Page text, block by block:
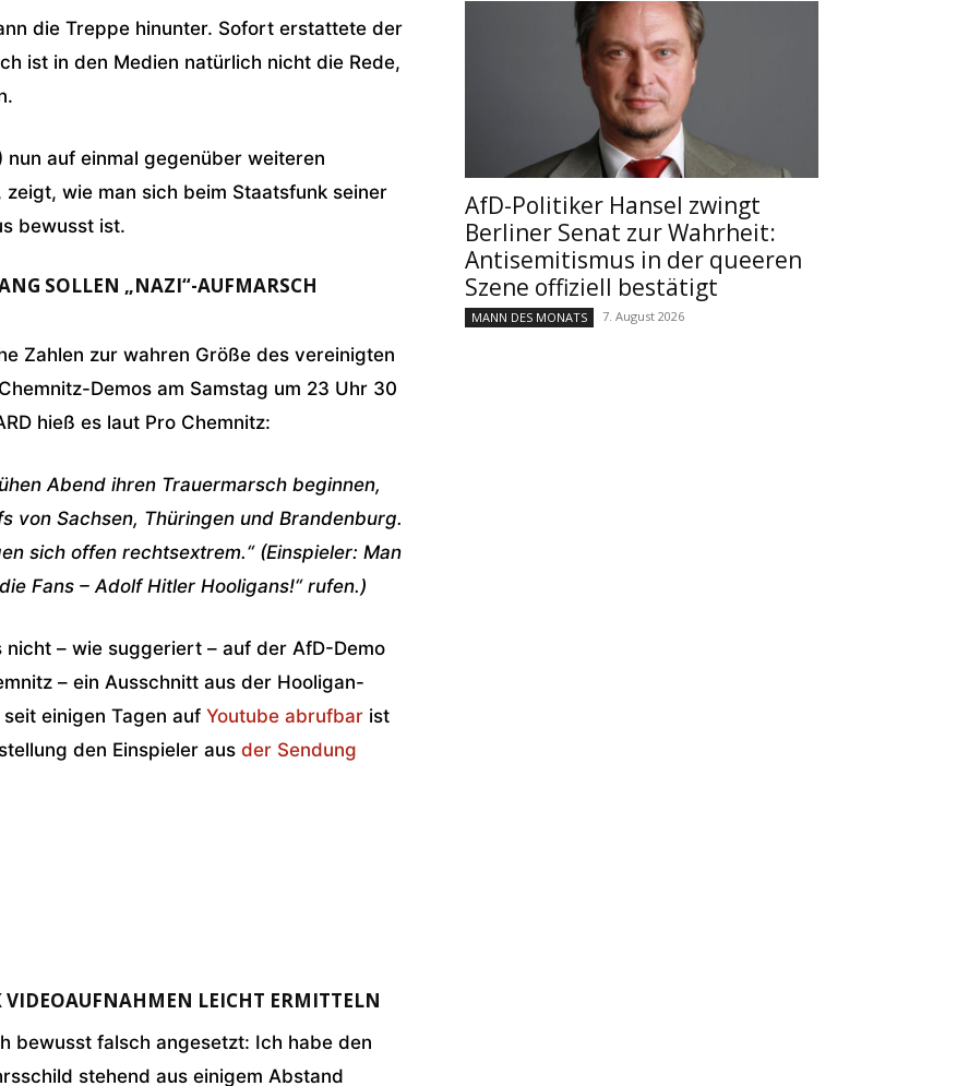
die Treppe hinunter. Sofort erstattete der
ist in den Medien natürlich nicht die Rede,
auf einmal gegenüber weiteren
zeigt, wie man sich beim Staatsfunk seiner
bewusst ist.
SOLLEN „NAZI“-AUFMARSCH
Zahlen zur wahren Größe des vereinigten
Demos am Samstag um 23 Uhr 30
hieß es laut Pro Chemnitz:
Abend ihren Trauermarsch beginnen,
von Sachsen, Thüringen und Brandenburg.
sich offen rechtsextrem.“ (Einspieler: Man
Fans – Adolf Hitler Hooligans!“ rufen.)
– wie suggeriert – auf der AfD-Demo
– ein Ausschnitt aus der Hooligan-
einigen Tagen auf Youtube abrufbar ist
den Einspieler aus der Sendung
LEICHT ERMITTELN
bewusst falsch angesetzt: Ich habe den
stehend aus einigem Abstand
AfD-Politiker Hansel zwingt
Berliner Senat zur Wahrheit:
Antisemitismus in der queeren
Szene offiziell bestätigt
MANN DES MONATS 7. August 2026